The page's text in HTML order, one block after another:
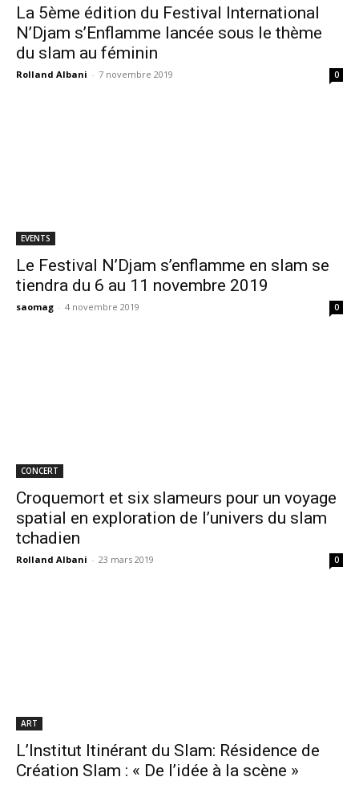
La 5ème édition du Festival International
N’Djam s’Enflamme lancée sous le thème
du slam au féminin
Rolland Albani - 7 novembre 2019 0
EVENTS
Le Festival N’Djam s’enflamme en slam se
tiendra du 6 au 11 novembre 2019
saomag - 4 novembre 2019 0
CONCERT
Croquemort et six slameurs pour un voyage
spatial en exploration de l’univers du slam
tchadien
Rolland Albani - 23 mars 2019 0
ART
L’Institut Itinérant du Slam: Résidence de
Création Slam : « De l’idée à la scène »